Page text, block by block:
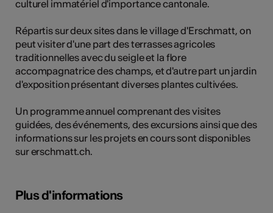
culturel immatériel d'importance cantonale.
Répartis sur deux sites dans le village d'Erschmatt, on
peut visiter d'une part des terrasses agricoles
traditionnelles avec du seigle et la flore
accompagnatrice des champs, et d'autre part un jardin
d'exposition présentant diverses plantes cultivées.
Un programme annuel comprenant des visites
guidées, des événements, des excursions ainsi que des
informations sur les projets en cours sont disponibles
sur erschmatt.ch.
Plus d'informations